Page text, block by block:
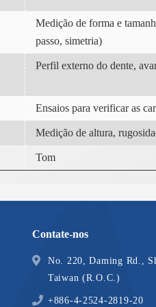
Medição de forma e
passo, simetria)
Perfil externo do dente,
Ensaios para verificar as
Medição de altura,
Tom
Contate-nos
No. 220, Daming Rd.,
Taiwan (R.O.C.)
+886-4-2524-2819-20